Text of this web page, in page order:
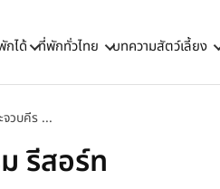
ได้ ที่พักทั่วไทย บทความสัตว์เลี้ยง
วบคีร ...
รีสอร์ท